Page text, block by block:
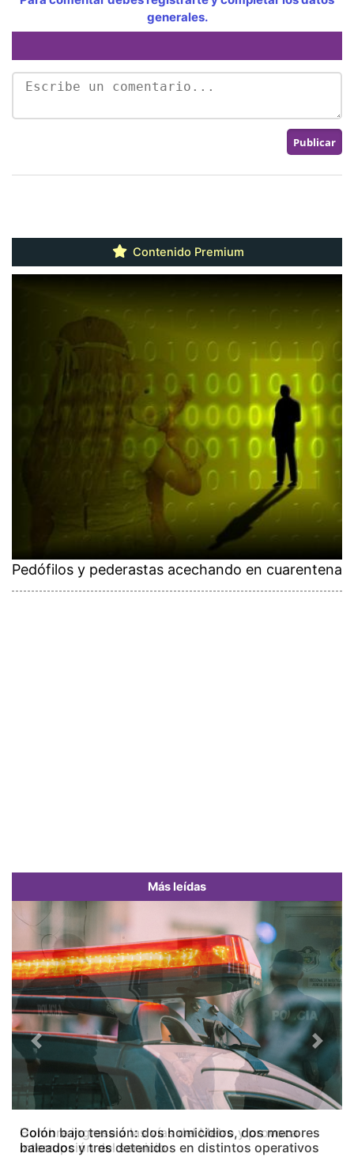
generales.
Contenido Premium
Pedófilos y pederastas acechando en cuarentena
Más leídas
Colón bajo tensión: dos homicidios, dos menores
baleados y tres detenidos en distintos operativos
Previous Next